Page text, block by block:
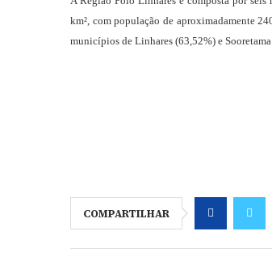
km², com população de aproximadamente
municípios de Linhares (63,52%) e
COMPARTILHAR